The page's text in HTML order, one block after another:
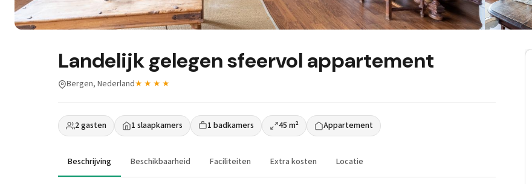
Landelijk gelegen sfeervol appartement
Bergen, Nederland★★★★
2 gasten 1 slaapkamers 1 badkamers 45 m² Appartement
Beschrijving Beschikbaarheid Faciliteiten Extra kosten Locatie